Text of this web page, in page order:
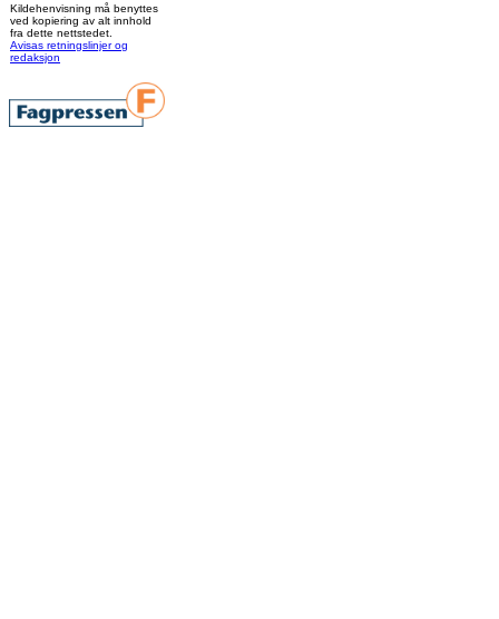
Kildehenvisning må benyttes
ved kopiering av alt innhold
fra dette nettstedet.
Avisas retningslinjer og
redaksjon